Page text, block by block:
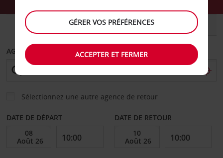
UTILITAIRE
AGENCE DE DÉPART
Sélectionnez une autre agence de retour
DATE DE DÉPART DATE DE RETOUR
GÉRER VOS PRÉFÉRENCES
ACCEPTER ET FERMER